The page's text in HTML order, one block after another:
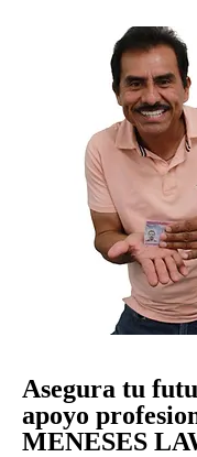
Asegura tu
apoyo
MENESES